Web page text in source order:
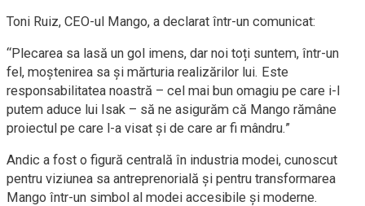
Toni Ruiz, CEO-ul Mango, a declarat într-un comunicat:
“Plecarea sa lasă un gol imens, dar noi toți suntem, într-un
fel, moștenirea sa și mărturia realizărilor lui. Este
responsabilitatea noastră – cel mai bun omagiu pe care i-l
putem aduce lui Isak – să ne asigurăm că Mango rămâne
proiectul pe care l-a visat și de care ar fi mândru.”
Andic a fost o figură centrală în industria modei, cunoscut
pentru viziunea sa antreprenorială și pentru transformarea
Mango într-un simbol al modei accesibile și moderne.